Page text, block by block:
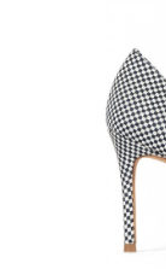
Ver todo
Tacón alto
Tacón medio